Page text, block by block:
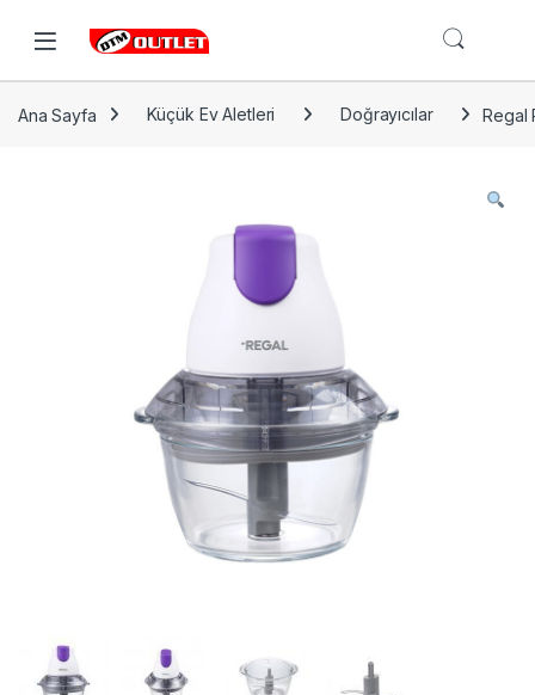
Open
Ana Sayfa Küçük Ev Aletleri Doğrayıcılar Regal